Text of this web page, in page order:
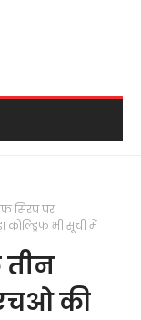
सिरप पर
कोल्ड्रिफ भी सूची में
तीन
की